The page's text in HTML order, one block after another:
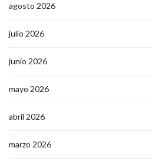
agosto 2026
julio 2026
junio 2026
mayo 2026
abril 2026
marzo 2026